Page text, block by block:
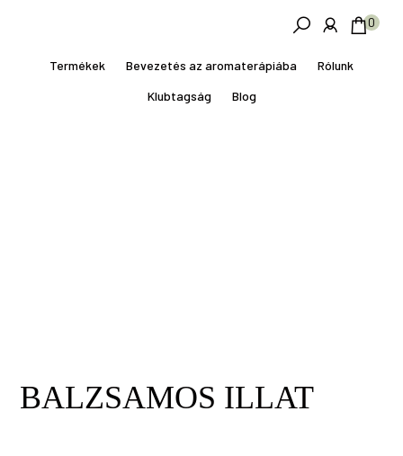
0
Termékek Bevezetés az aromaterápiába
Rólunk
Klubtagság
Blog
BALZSAMOS ILLAT